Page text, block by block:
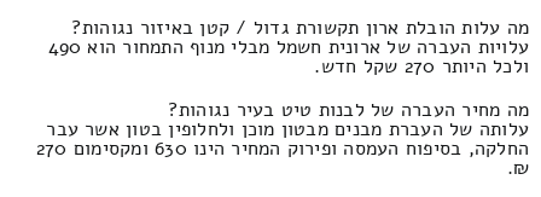
מה עלות הובלת ארון תקשורת גדול / קטן באיזור נגוהות?
עלויות העברה של ארונית חשמל מבלי מנוף התמחור הוא 490
ולכל היותר 270 שקל חדש.
מה מחיר העברה של לבנות טיט בעיר נגוהות?
עלותה של העברת מבנים מבטון מוכן ולחלופין בטון אשר עבר
החלקה, בסיפוח העמסה ופירוק המחיר הינו 630 ומקסימום 270
₪.